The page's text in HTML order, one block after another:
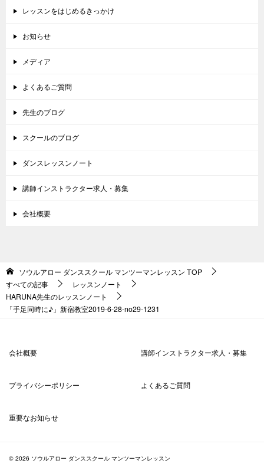
レッスンをはじめるきっかけ
お知らせ
メディア
よくあるご質問
先生のブログ
スクールのブログ
ダンスレッスンノート
講師インストラクター求人・募集
会社概要
ソウルアロー ダンススクール マンツーマンレッスン TOP
すべての記事
レッスンノート
HARUNA先生のレッスンノート
「手足同時に♪」新宿教室2019-6-28-no29-1231
会社概要 講師インストラクター求人・募集
プライバシーポリシー よくあるご質問
重要なお知らせ
© 2026 ソウルアロー ダンススクール マンツーマンレッスン